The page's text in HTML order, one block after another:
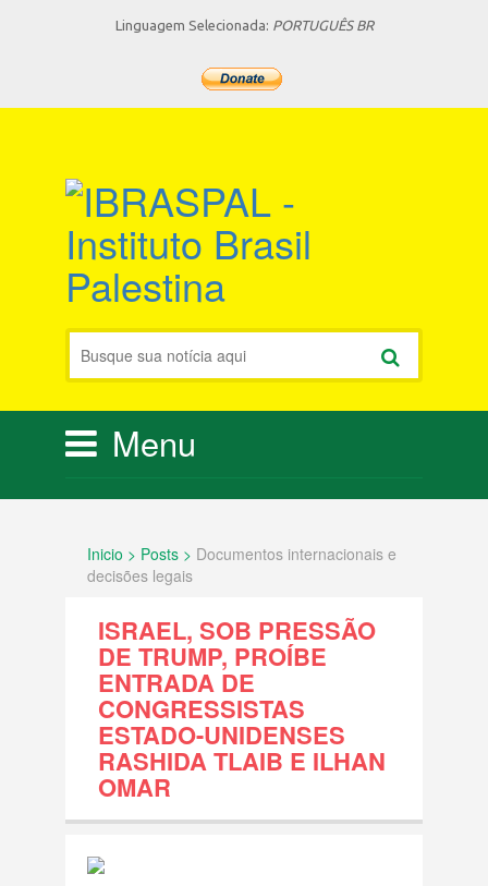
Linguagem Selecionada: PORTUGUÊS BR
Menu
SOBRE NÓS
FATOS
Documentos internacionais e decisões
legais
História e Geografia
Inicio > Posts > Documentos internacionais e
decisões legais
ISRAEL, SOB PRESSÃO
DE TRUMP, PROÍBE
ENTRADA DE
CONGRESSISTAS
ESTADO-UNIDENSES
RASHIDA TLAIB E ILHAN
OMAR